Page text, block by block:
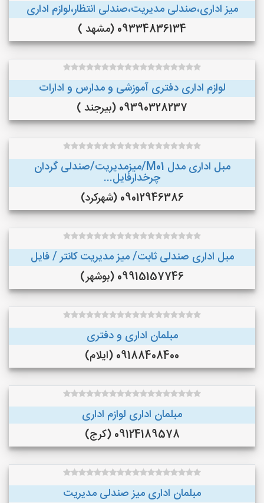
میز اداری،صندلی مدیریت،صندلی انتظار،لوازم اداری
09334836134 (مشهد )
لوازم اداری دفتری آموزشی و مدارس و ادارات
09390328237 (بیرجند )
مبل اداری مدل M01/میزمدیریت/صندلی گردان
چرخدارفایل...
09012946386 (شهرکرد)
مبل اداری صندلی ثابت/ میز مدیریت کانتر / فایل
09915157746 (بوشهر)
مبلمان اداری و دفتری
09188408400 (ایلام)
مبلمان اداری لوازم اداری
09124189578 (کرج)
مبلمان اداری میز صندلی مدیریت